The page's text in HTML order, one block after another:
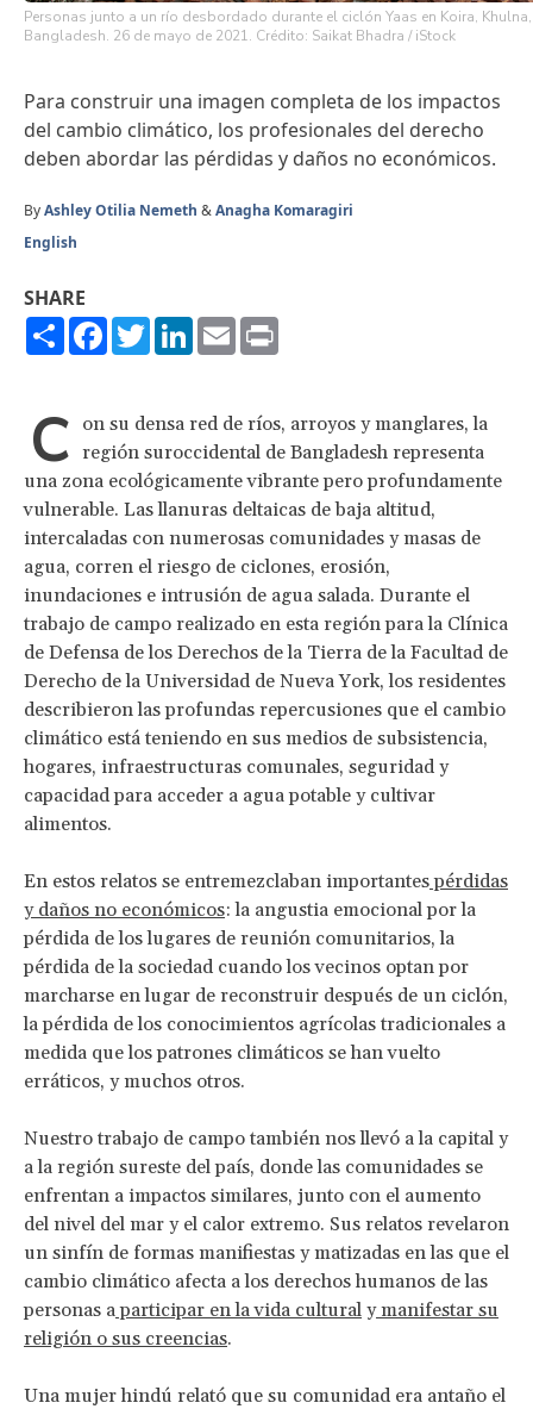
Personas junto a un río desbordado durante el ciclón Yaas en Koira, Khulna,
Bangladesh. 26 de mayo de 2021. Crédito: Saikat Bhadra / iStock
Para construir una imagen completa de los impactos
del cambio climático, los profesionales del derecho
deben abordar las pérdidas y daños no económicos.
ByAshley Otilia Nemeth &Anagha Komaragiri
English
SHARE
ShareFacebook
TwitterLinkedIn
Email
C on su densa red de ríos, arroyos y manglares, la
región suroccidental de Bangladesh representa
una zona ecológicamente vibrante pero profundamente
vulnerable. Las llanuras deltaicas de baja altitud,
intercaladas con numerosas comunidades y masas de
agua, corren el riesgo de ciclones, erosión,
inundaciones e intrusión de agua salada. Durante el
trabajo de campo realizado en esta región para la Clínica
de Defensa de los Derechos de la Tierra de la Facultad de
Derecho de la Universidad de Nueva York, los residentes
describieron las profundas repercusiones que el cambio
climático está teniendo en sus medios de subsistencia,
hogares, infraestructuras comunales, seguridad y
capacidad para acceder a agua potable y cultivar
alimentos.
En estos relatos se entremezclaban importantespérdidas
y daños no económicos: la angustia emocional por la
pérdida de los lugares de reunión comunitarios, la
pérdida de la sociedad cuando los vecinos optan por
marcharse en lugar de reconstruir después de un ciclón,
la pérdida de los conocimientos agrícolas tradicionales a
medida que los patrones climáticos se han vuelto
erráticos, y muchos otros.
Nuestro trabajo de campo también nos llevó a la capital y
a la región sureste del país, donde las comunidades se
enfrentan a impactos similares, junto con el aumento
del nivel del mar y el calor extremo. Sus relatos revelaron
un sinfín de formas manifiestas y matizadas en las que el
cambio climático afecta a los derechos humanos de las
personas aparticipar en la vida cultural ymanifestar su
religión o sus creencias.
Una mujer hindú relató que su comunidad era antaño el